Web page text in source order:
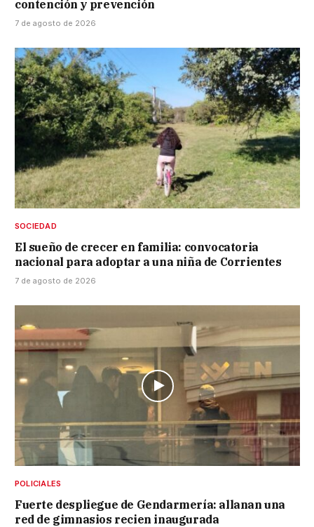
contención y prevención
7 de agosto de 2026
SOCIEDAD
El sueño de crecer en familia: convocatoria
nacional para adoptar a una niña de Corrientes
7 de agosto de 2026
POLICIALES
Fuerte despliegue de Gendarmería: allanan una
red de gimnasios recien inaugurada